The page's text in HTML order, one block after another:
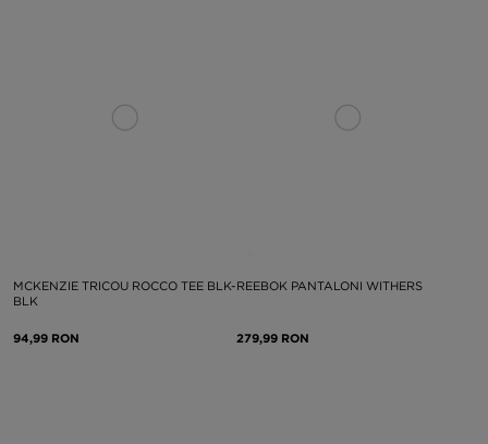
MCKENZIE TRICOU ROCCO TEE BLK-
BLK
94,99 RON
REEBOK PANTALONI WITHERS
279,99 RON